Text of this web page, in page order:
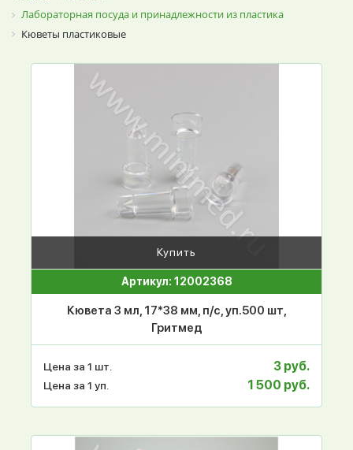
Лабораторная посуда и принадлежности из пластика
Кюветы пластиковые
Купить
Артикул: 12002368
Кювета 3 мл, 17*38 мм, п/с, уп.500 шт,
Гритмед
Цена за 1 шт. 3 руб.
Цена за 1 уп. 1 500 руб.